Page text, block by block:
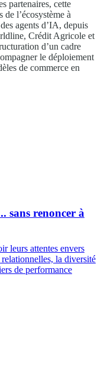
partenaires, cette
l’écosystème à
agents d’IA, depuis
Crédit Agricole et
d’un cadre
le déploiement
de commerce en
sans renoncer à
leurs attentes envers
la diversité
de performance